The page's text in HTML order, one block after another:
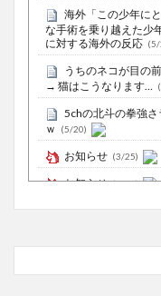
海外「この少年に
な手術を乗り越えた少
に対する海外の反応 (5/
うちのネコが目の
→ 猫はこうなります…
5chの北斗の拳強
ｗ
(5/20)
お知らせ (3/25)
お知らせ (1/26)
顔20点、体80点と